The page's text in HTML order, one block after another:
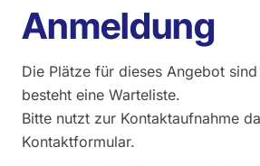
Anmeldung
Die Plätze für dieses Angebot
besteht eine Warteliste.
Bitte nutzt zur Kontaktaufnahme
Kontaktformular.